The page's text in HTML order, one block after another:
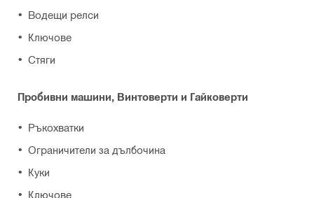
Водещи релси
Ключове
Стяги
Пробивни машини, Винтоверти и Гайковерти
Ръкохватки
Ограничители за дълбочина
Куки
Ключове